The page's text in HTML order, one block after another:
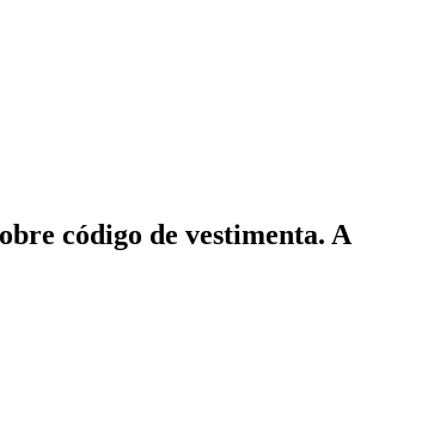
código de vestimenta. A